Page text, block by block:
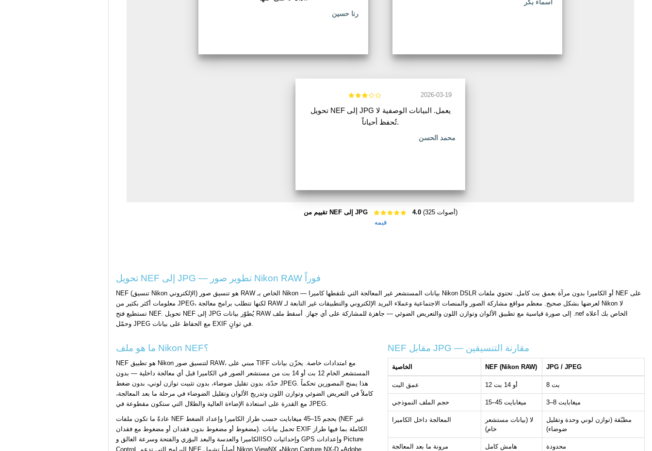
رنا حسين
أسماء بكر
2026-03-19
تحويل NEF إلى JPG يعمل. البيانات الوصفية لا
تُحفظ أحياناً.
محمد الحسن
تقييم من NEF إلى JPG 4.0
(325 أصوات)
قيمه
تحويل NEF إلى JPG — تطوير صور Nikon RAW فوراً
NEF (تنسيق Nikon الإلكتروني) هو تنسيق صور RAW الخاص بـ Nikon — بيانات المستشعر غير المعالجة التي تلتقطها كاميرا Nikon DSLR أو الكاميرا بدون مرآة بعمق بت كامل. تحتوي ملفات NEF على
معلومات أكثر بكثير من JPEG، لكنها تتطلب برامج معالجة RAW لعرضها بشكل صحيح. معظم مواقع مشاركة الصور والمنصات الاجتماعية وعملاء البريد الإلكتروني والتطبيقات غير التابعة لـ Nikon لا
تستطيع فتح NEF. تحويل NEF إلى JPG يُطوّر بيانات RAW إلى صورة قياسية مع تطبيق الألوان وتوازن اللون والتعريض الضوئي — جاهزة للمشاركة على أي جهاز. أسقط ملف .nef الخاص بك أعلاه
ما هو ملف Nikon NEF؟
NEF هو تطبيق Nikon لتنسيق صور RAW، مبني على TIFF مع امتدادات خاصة. يخزّن بيانات
المستشعر الخام 12 بت أو 14 بت من مستشعر الصور في الكاميرا قبل أي معالجة داخلية — بدون
حدّة، بدون تقليل ضوضاء، بدون تثبيت توازن لوني، بدون ضغط JPEG. هذا يمنح المصورين تحكماً
كاملاً في التعريض الضوئي وتوازن اللون وتدريج الألوان وتقليل الضوضاء في مرحلة ما بعد المعالجة،
مع القدرة على استعادة الإضاءة العالية والظلال التي ستكون مقطوعة في JPEG.
عادةً ما تكون ملفات NEF بحجم 15–45 ميغابايت حسب طراز الكاميرا وإعداد الضغط (NEF غير
مضغوط أو مضغوط بدون فقدان أو مضغوط مع فقدان). تحمل بيانات EXIF الكاملة بما فيها طراز
الكاميرا والعدسة والبعد البؤري والفتحة وسرعة الغالق وISO وإحداثيات GPS وإعدادات Picture
Control. البرامج التي تدعم NEF أصلياً تشمل Nikon ViewNX وNikon Capture NX-D وAdobe
NEF مقابل JPG — مقارنة التنسيقين
الخاصية NEF (Nikon RAW) JPG / JPEG
عمق البت 12 أو 14 بت 8 بت
حجم الملف النموذجي 15–45 ميغابايت 3–8 ميغابايت
المعالجة داخل الكاميرا
لا (بيانات مستشعر
خام)
مطبّقة (توازن لوني وحدة وتقليل
ضوضاء)
مرونة ما بعد المعالجة هامش كامل محدودة